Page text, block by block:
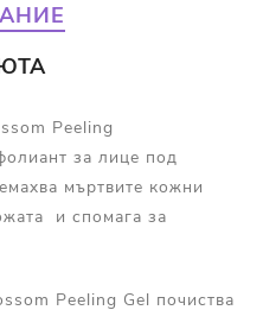
Peeling
за лице под
мъртвите кожни
и спомага за
Peeling Gel почиства